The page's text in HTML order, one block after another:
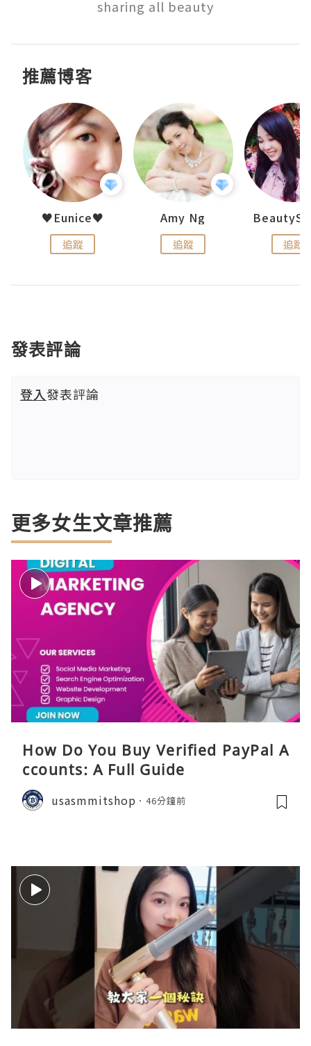
sharing all beauty
推薦博客
♥Eunice♥
追蹤
Amy Ng
追蹤 追蹤
發表評論
登入發表評論
更多女生文章推薦
How Do You Buy Verified PayPal A
ccounts: A Full Guide
usasmmitshop 46分鐘前